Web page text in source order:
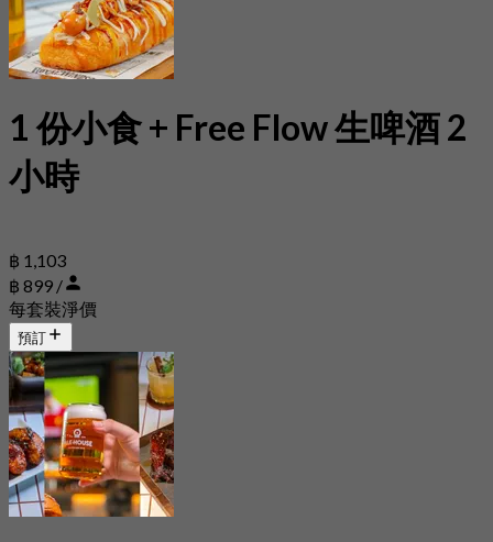
1 份小食 + Free Flow 生啤酒 2
小時
฿ 1,103
฿ 899 /
每套裝淨價
預訂